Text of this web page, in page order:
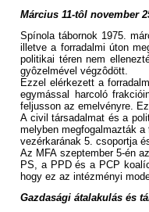
Március 11-tôl november
Spínola tábornok 1975.
illetve a forradalmi úton
politikai téren nem
gyôzelmével végzôdött.
Ezzel elérkezett a
egymással harcoló
feljusson az emelvényre.
A civil társadalmat és a
melyben megfogalmazták
vezérkarának 5. csoportja
Az MFA szeptember 5-én
PS, a PPD és a PCP
hogy ez az intézményi
Gazdasági átalakulás és